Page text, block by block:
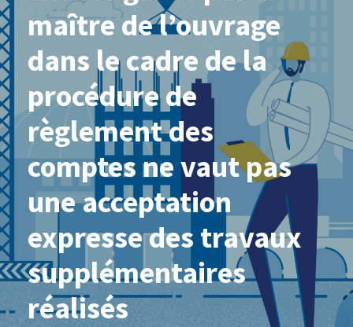
maître de l’ouvrage
dans le cadre de la
procédure de
règlement des
comptes ne vaut pas
une acceptation
expresse des travaux
supplémentaires
réalisés